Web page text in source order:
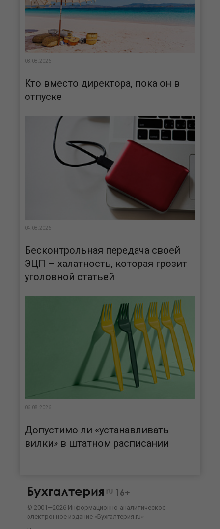
03.08.2026
Кто вместо директора, пока он в
отпуске
04.08.2026
Бесконтрольная передача своей
ЭЦП – халатность, которая грозит
уголовной статьей
06.08.2026
Допустимо ли «устанавливать
вилки» в штатном расписании
Бухгалтерия ru 16+
© 2001—2026 Информационно-аналитическое
электронное издание «Бухгалтерия.ru»